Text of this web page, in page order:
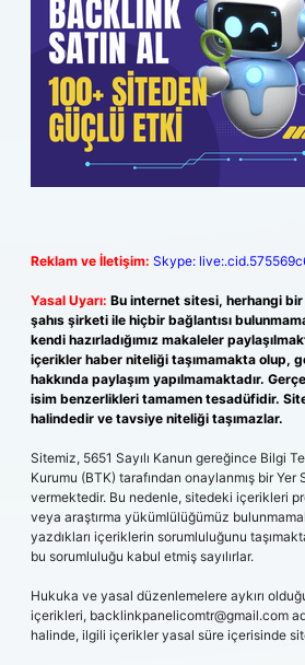
Reklam ve İletişim: Skype:
Yasal Uyarı: Bu internet sitesi, herhangi
şahıs şirketi ile hiçbir bağlantısı
kendi hazırladığımız makaleler
içerikler haber niteliği taşımamakta olup,
hakkında paylaşım yapılmamaktadır.
isim benzerlikleri tamamen tesadüfidir.
halindedir ve tavsiye niteliği taşımazlar.
Sitemiz, 5651 Sayılı Kanun gereğince Bilgi
Kurumu (BTK) tarafından onaylanmış bir Yer
vermektedir. Bu nedenle, sitedeki içerikleri
veya araştırma yükümlülüğümüz
yazdıkları içeriklerin sorumluluğunu
bu sorumluluğu kabul etmiş sayılırlar.
Hukuka ve yasal düzenlemelere aykırı
içerikleri, backlinkpanelicomtr@gmail.com
halinde, ilgili içerikler yasal süre içerisinde